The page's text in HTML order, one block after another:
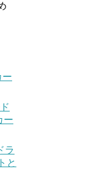
ー
ー
ラ
と